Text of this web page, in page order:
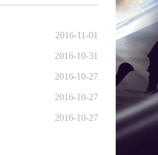
2016-11-01
2016-10-31
2016-10-27
2016-10-27
2016-10-27